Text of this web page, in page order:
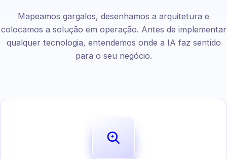
Mapeamos gargalos, desenhamos a arquitetura e
colocamos a solução em operação. Antes de implementar
qualquer tecnologia, entendemos onde a IA faz sentido
para o seu negócio.